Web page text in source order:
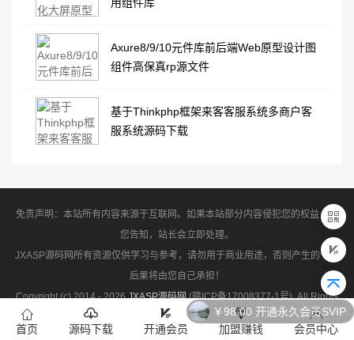
Axure8/9/10元件库前后端Web原型设计图
组件高保真rp源文件
基于Thinkphp框架来客客服系统多商户客
服系统源码下载
免责声明：本站所有内容来源于互联网。如果本站部分内容侵犯您的权益，请
您告知，站长会立即处理。
JXASP源码网所有资源仅供学习与参考，请勿用于商业用途，否则产生的一切
后果将由您自己承担！
Copyright (c) 2014 - 2026JXASP源码网(赣ICP备17008377-1号). All Rights
Reserved
首页 源码下载 开通会员 加盟赚钱 会员中心
￥98.00 开通永久会员SVIP